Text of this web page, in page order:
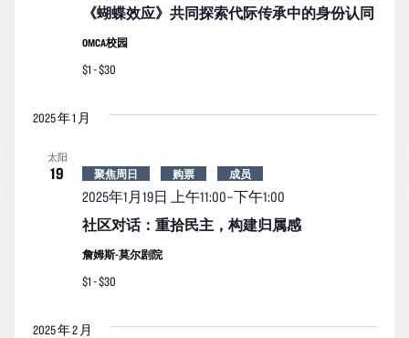
《蝴蝶效应》共同探索代际传承中的身份认同
OMCA校园
$1 - $30
2025 年 1 月
太阳
19
社区对话：重拾民主，构建归属感
2025年1月19日 上午11:00–下午1:00
聚焦周日 购票 成员
詹姆斯-莫尔剧院
$1 - $30
2025 年 2 月